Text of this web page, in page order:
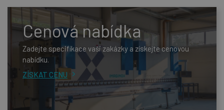
Cenová nabídka
Zadejte specifikace vaši zakázky a získejte cenovou
nabídku.
ZÍSKAT CENU